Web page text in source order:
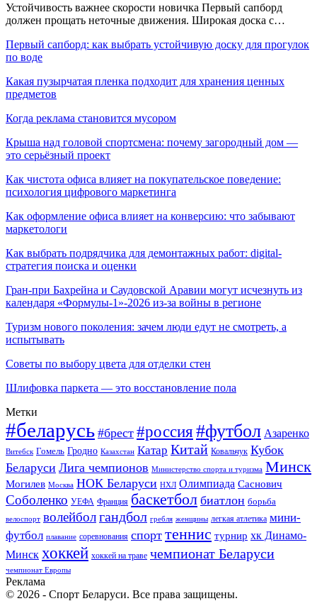
Устойчивость важнее скорости новичка Первый сапборд
должен прощать неточные движения. Широкая доска с…
Первый сапборд: как выбрать устойчивую доску для прогулок
по воде
Какая пузырчатая пленка подходит для хранения ценных
предметов
Когда реклама становится мусором
Крыша над головой спортсмена: почему загородный дом —
это серьёзный проект
Как чистота офиса влияет на покупательское поведение:
психология цифрового маркетинга
Как оформление офиса влияет на конверсию: что забывают
маркетологи
Как выбрать подрядчика для демонтажных работ: digital-
стратегия поиска и оценки
Гран-при Бахрейна и Саудовской Аравии могут исчезнуть из
календаря «Формулы-1»-2026 из-за войны в регионе
Туризм нового поколения: зачем люди едут не смотреть, а
испытывать
Советы по выбору цвета для отделки стен
Шлифовка паркета — это восстановление пола
Метки
#беларусь #брест #россия#футбол Азаренко
Витебск Гомель Гродно Казахстан Катар Китай Ковальчук Кубок
Беларуси Лига чемпионов Министерство спорта и туризма Минск
Могилев Москва НОК Беларуси НХЛ Олимпиада Саснович
Соболенко УЕФА Франция баскетбол биатлон борьба
велоспорт волейболгандбол гребля женщины легкая атлетика мини-
футбол плавание соревнования спорт теннис турнир хк Динамо-
Минск хоккей хоккей на траве чемпионат Беларуси
чемпионат Европы
Реклама
© 2026 - Спорт Беларуси. Все права защищены.